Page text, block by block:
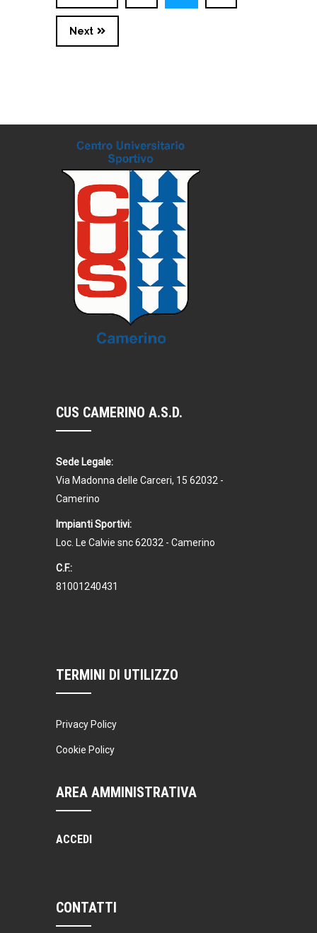
Next
CUS CAMERINO A.S.D.
Sede Legale:
Via Madonna delle Carceri, 15 62032 -
Camerino
Impianti Sportivi:
Loc. Le Calvie snc 62032 - Camerino
C.F.:
81001240431
TERMINI DI UTILIZZO
Privacy Policy
Cookie Policy
AREA AMMINISTRATIVA
ACCEDI
CONTATTI